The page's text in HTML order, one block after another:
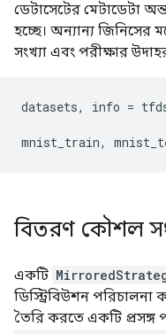
ডেটাসেটের মেটাডেটা
হচ্ছে। অন্যান্য জিনিসের
সংখ্যা এবং পরীক্ষার
datasets, info =
mnist_train,
বিতরণ কৌশল
একটি
ডিস্ট্রিবিউশন
তৈরি করতে একটি প্রসঙ্গ